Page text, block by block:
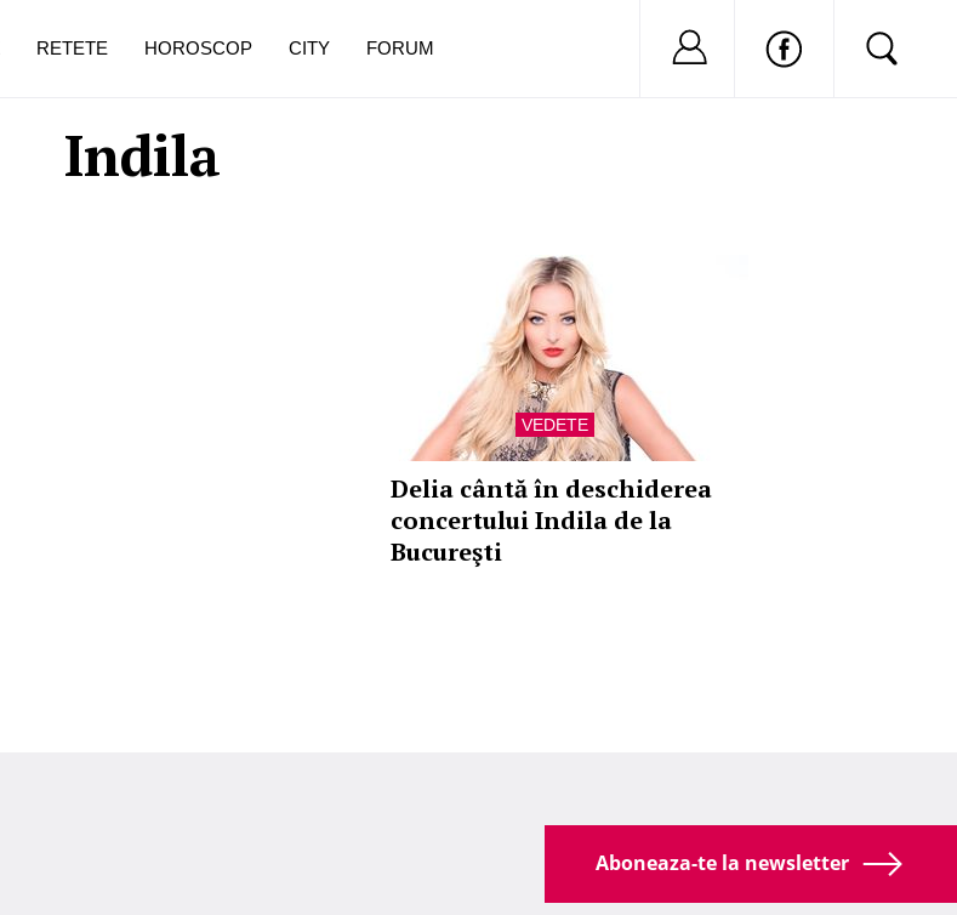
Indila
VEDETE
Delia cântă în deschiderea
concertului Indila de la
Bucureşti
RETETE HOROSCOP CITY FORUM Nu ai cont?
de dureroasă este investigația
Aboneaza-te la newsletter